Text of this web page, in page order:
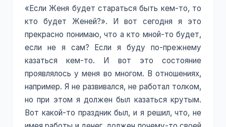
«Если Женя будет стараться быть кем-то, то
кто будет Женей?». И вот сегодня я это
прекрасно понимаю, что а кто мной-то будет,
если не я сам? Если я буду по-прежнему
казаться кем-то. И вот это состояние
проявлялось у меня во многом. В отношениях,
например. Я не развивался, не работал толком,
но при этом я должен был казаться крутым.
Вот какой-то праздник был, и я решил, что, не